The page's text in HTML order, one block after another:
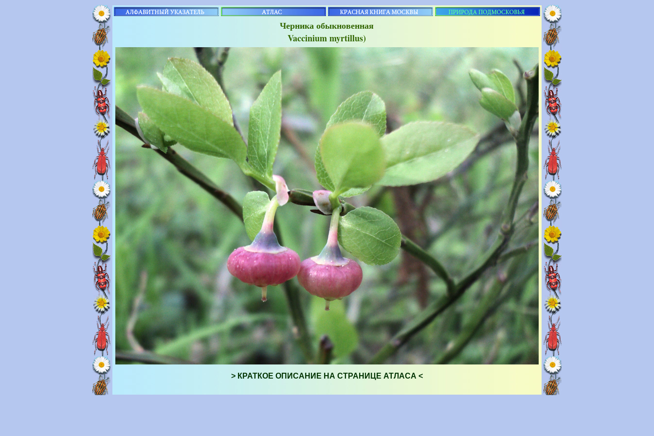
Черника обыкновенная
Vaccinium myrtillus)
> КРАТКОЕ ОПИСАНИЕ НА СТРАНИЦЕ АТЛАСА <